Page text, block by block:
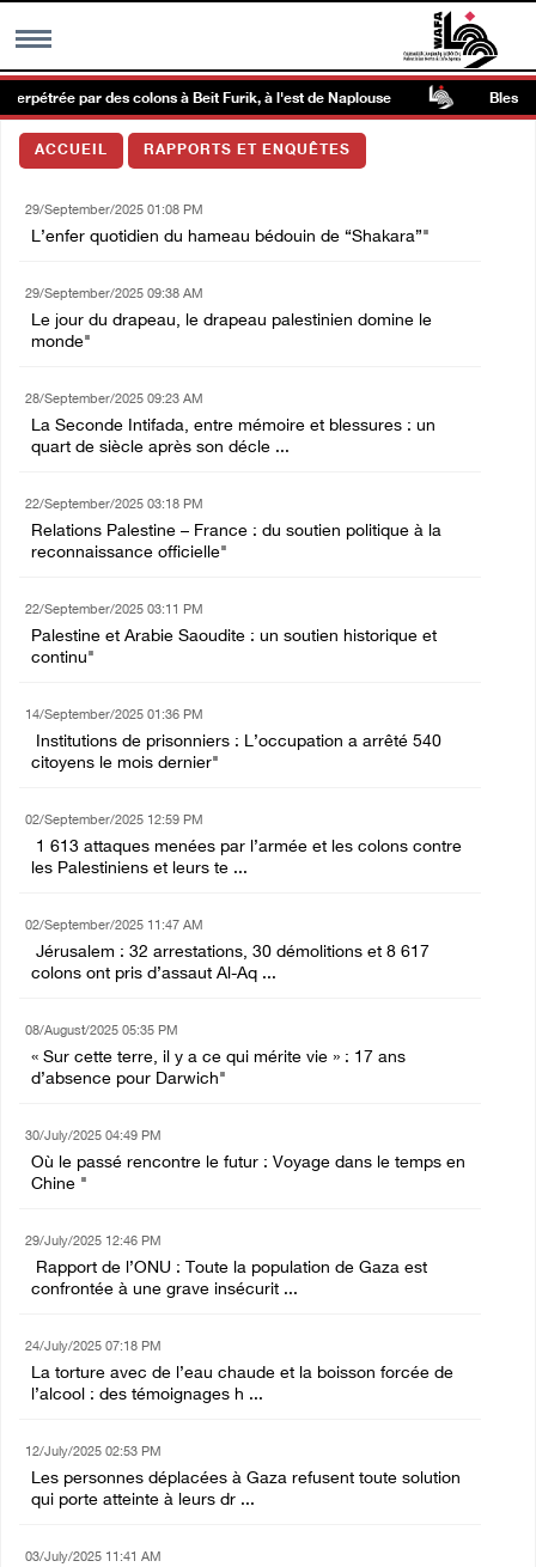
MENU
Centre palestinien
العربية
par des colons à Beit Furik, à l'est de Naplouse
ACCUEIL RAPPORTS ET ENQUÊTES
29/September/2025 01:08 PM
L’enfer quotidien du hameau bédouin de “Shakara”"
29/September/2025 09:38 AM
Le jour du drapeau, le drapeau palestinien domine le
monde"
28/September/2025 09:23 AM
La Seconde Intifada, entre mémoire et blessures : un
quart de siècle après son décle ...
22/September/2025 03:18 PM
Relations Palestine – France : du soutien politique à la
reconnaissance officielle"
22/September/2025 03:11 PM
Palestine et Arabie Saoudite : un soutien historique et
continu"
14/September/2025 01:36 PM
Institutions de prisonniers : L’occupation a arrêté 540
citoyens le mois dernier"
02/September/2025 12:59 PM
1 613 attaques menées par l’armée et les colons contre
les Palestiniens et leurs te ...
02/September/2025 11:47 AM
Jérusalem : 32 arrestations, 30 démolitions et 8 617
colons ont pris d’assaut Al-Aq ...
08/August/2025 05:35 PM
« Sur cette terre, il y a ce qui mérite vie » : 17 ans
d’absence pour Darwich"
30/July/2025 04:49 PM
Où le passé rencontre le futur : Voyage dans le temps en
Chine "
29/July/2025 12:46 PM
Rapport de l’ONU : Toute la population de Gaza est
confrontée à une grave insécurit ...
24/July/2025 07:18 PM
La torture avec de l’eau chaude et la boisson forcée de
l’alcool : des témoignages h ...
12/July/2025 02:53 PM
Les personnes déplacées à Gaza refusent toute solution
qui porte atteinte à leurs dr ...
03/July/2025 11:41 AM